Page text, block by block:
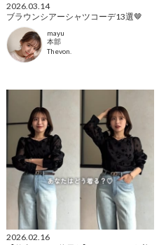
2026.03.14
ブラウンシアーシャツコーデ13選🤎
mayu
本部
Thevon.
2026.02.16